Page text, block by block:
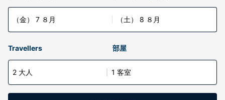
（金） 7 ８月 （土） 8 ８月
Travellers 部屋
2 大人 1 客室